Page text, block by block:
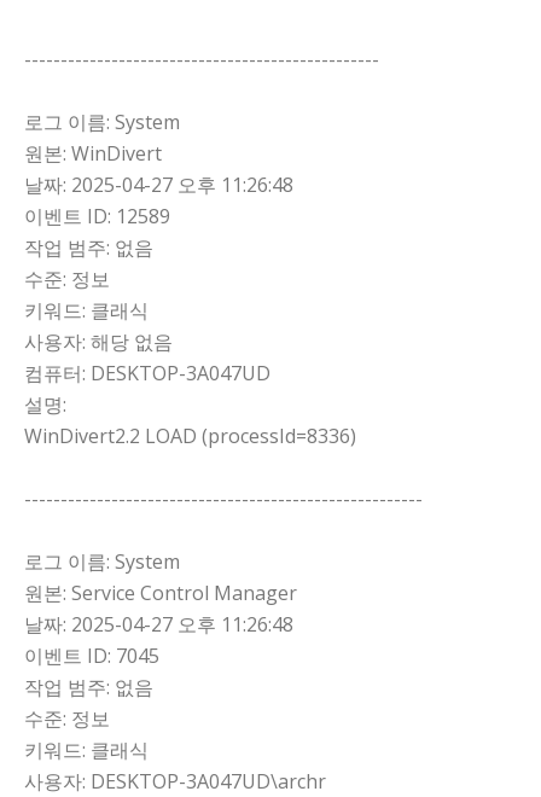
-------------------------------------------------
로그 이름: System
원본: WinDivert
날짜: 2025-04-27 오후 11:26:48
이벤트 ID: 12589
작업 범주: 없음
수준: 정보
키워드: 클래식
사용자: 해당 없음
컴퓨터: DESKTOP-3A047UD
설명:
WinDivert2.2 LOAD (processId=8336)
-------------------------------------------------------
로그 이름: System
원본: Service Control Manager
날짜: 2025-04-27 오후 11:26:48
이벤트 ID: 7045
작업 범주: 없음
수준: 정보
키워드: 클래식
사용자: DESKTOP-3A047UD\archr